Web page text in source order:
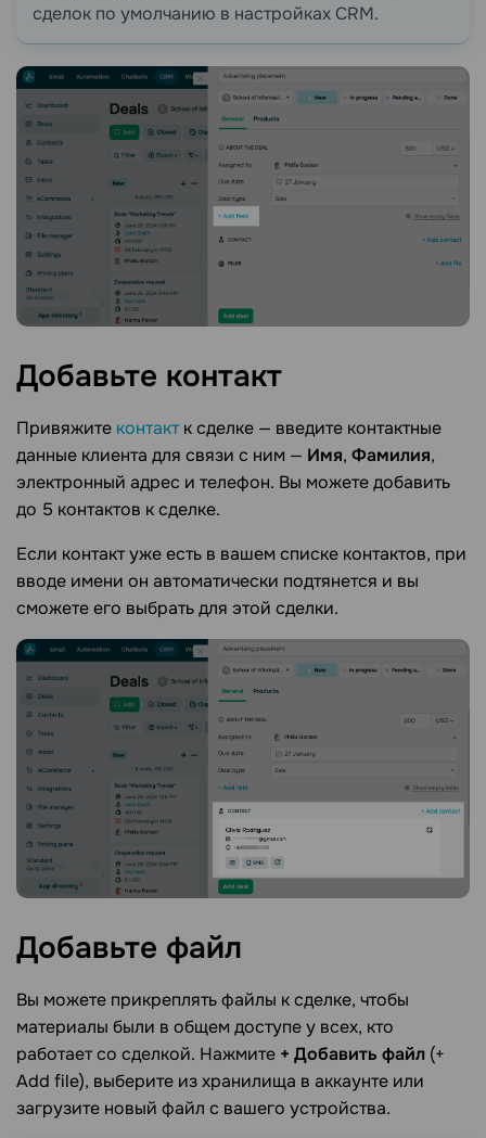
сделок по умолчанию в настройках CRM.
Добавьте контакт
Привяжите контактк сделке — введите контактные
данные клиента для связи с ним — Имя, Фамилия,
электронный адрес и телефон. Вы можете добавить
до 5 контактов к сделке.
Если контакт уже есть в вашем списке контактов, при
вводе имени он автоматически подтянется и вы
сможете его выбрать для этой сделки.
Добавьте файл
Вы можете прикреплять файлы к сделке, чтобы
материалы были в общем доступе у всех, кто
работает со сделкой. Нажмите + Добавить файл (+
Add file), выберите из хранилища в аккаунте или
загрузите новый файл с вашего устройства.